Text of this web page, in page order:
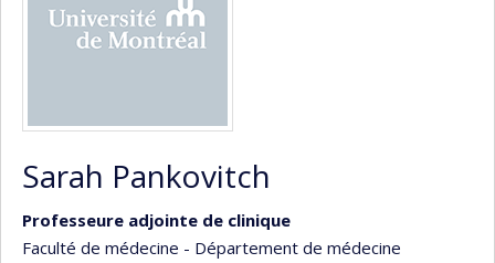
Sarah Pankovitch
Professeure adjointe de clinique
Faculté de médecine - Département de médecine